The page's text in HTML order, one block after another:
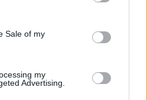
and its third-party tags to
purposes in below Google
Sale of my
my
Advertising.
θεατών.
τους έλληνες φαν
με τα δεκάδες
και τα ουρλιαχτά του